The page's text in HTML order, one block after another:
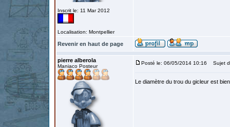
Inscrit le: 11 Mar 2012
Localisation: Montpellier
Revenir en haut de page
pierre alberola
Maniaco Posteur
Posté le: 06/05/2014 10:16 Sujet
Le diamètre du trou du gicleur est